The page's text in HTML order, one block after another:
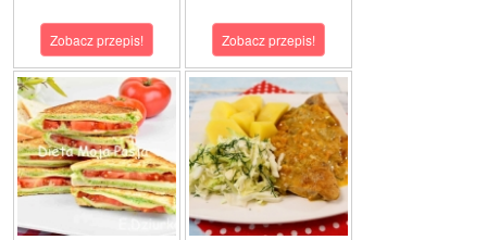
Zobacz przepis! Zobacz przepis!